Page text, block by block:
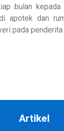
bulan
apotek dan
pada penderita
Artikel